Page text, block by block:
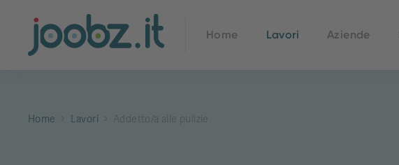
Home Lavori Aziende
Home Lavori Addetto/a alle pulizie